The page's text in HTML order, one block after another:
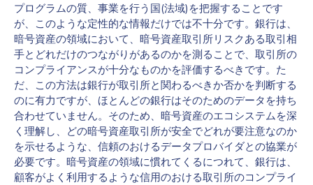
プログラムの質、事業を行う国(法域)を把握することです
が、このような定性的な情報だけでは不十分です。銀行は、
暗号資産の領域において、暗号資産取引所リスクある取引相
手とどれだけのつながりがあるのかを測ることで、取引所の
コンプライアンスが十分なものかを評価するべきです。た
だ、この方法は銀行が取引所と関わるべきか否かを判断する
のに有力ですが、ほとんどの銀行はそのためのデータを持ち
合わせていません。そのため、暗号資産のエコシステムを深
く理解し、どの暗号資産取引所が安全でどれが要注意なのか
を示せるような、信頼のおけるデータプロバイダとの協業が
必要です。暗号資産の領域に慣れてくるにつれて、銀行は、
顧客がよく利用するような信用のおける取引所のコンプライ